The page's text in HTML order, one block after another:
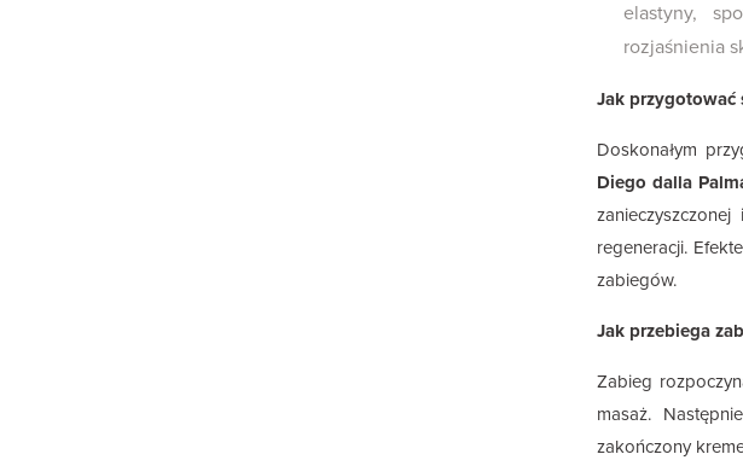
elastyny,
rozjaśnienia
Jak przygotować
Doskonałym
Diego dalla
regeneracji.
zabiegów.
Jak przebiega
Zabieg
masaż.
zakończony